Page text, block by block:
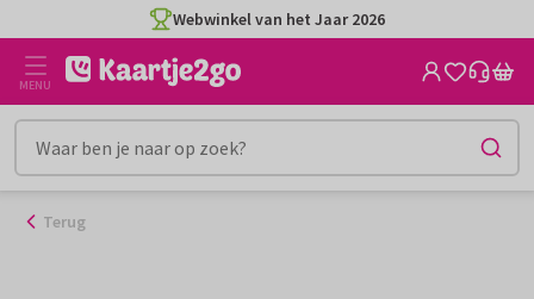
naar
inhoud
Webwinkel van het Jaar 2026
MENU
Terug